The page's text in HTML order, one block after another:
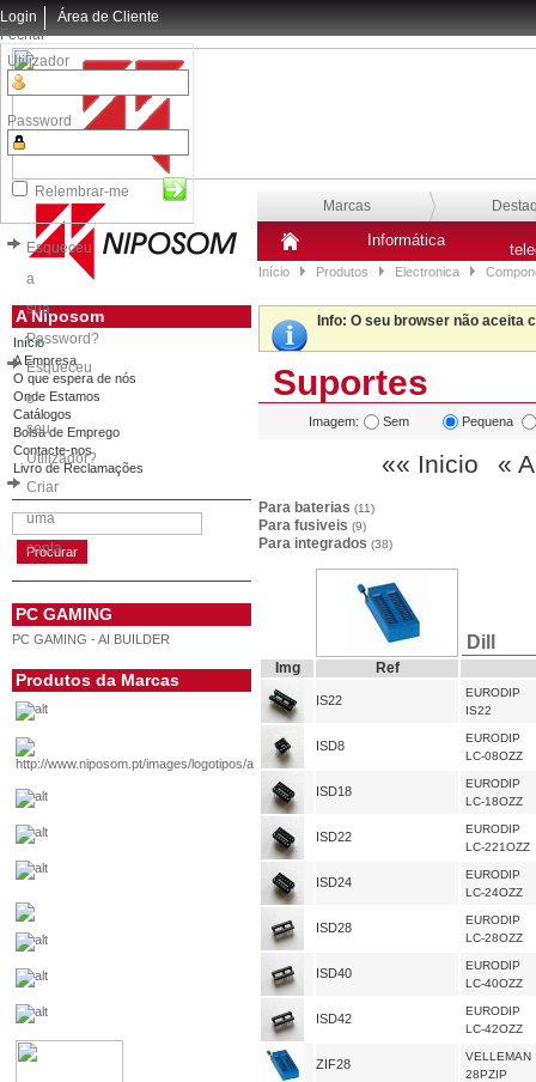
Login
Fechar
Utilizador
Password
Relembrar-me
Esqueceu
a
sua
Password?
Esqueceu
o
seu
Utilizador?
Criar
uma
conta
Área de Cliente
Marcas
Informática
Início Produtos Electronica
A Niposom
Início
A Empresa
O que espera de nós
Onde Estamos
Catálogos
Bolsa de Emprego
Contacte-nos
Livro de Reclamações
PC GAMING
PC GAMING - AI BUILDER
Produtos da Marcas
Info: O seu browser não aceita
Suportes
Imagem: Sem Pequena
«« Inicio «
Para baterias (11)
Para fusiveis (9)
Para integrados (38)
Dill
Img Ref
IS22
EURODIP
IS22
ISD8
EURODIP
LC-08OZZ
ISD18
EURODIP
LC-18OZZ
ISD22
EURODIP
LC-221OZZ
ISD24
EURODIP
LC-24OZZ
ISD28
EURODIP
LC-28OZZ
ISD40
EURODIP
LC-40OZZ
ISD42
EURODIP
LC-42OZZ
ZIF28
VELLEMAN
28PZIP